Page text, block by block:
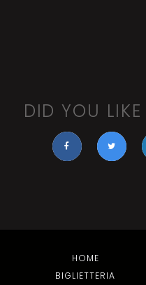
DID YOU
HOME
BIGLIETTERIA